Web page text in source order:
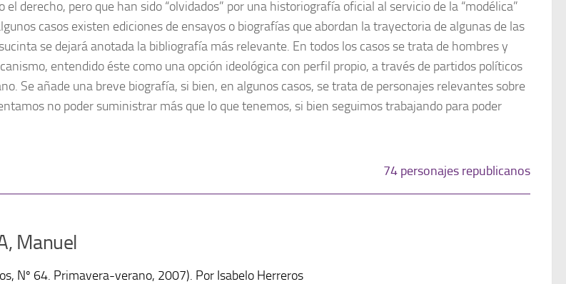
derecho, pero que han sido “olvidados” por una historiografía oficial al servicio de la “modélica”
casos existen ediciones de ensayos o biografías que abordan la trayectoria de algunas de las
se dejará anotada la bibliografía más relevante. En todos los casos se trata de hombres y
entendido éste como una opción ideológica con perfil propio, a través de partidos políticos
Se añade una breve biografía, si bien, en algunos casos, se trata de personajes relevantes sobre
no poder suministrar más que lo que tenemos, si bien seguimos trabajando para poder
74 personajes republicanos
Manuel
Nº 64. Primavera-verano, 2007). Por Isabelo Herreros